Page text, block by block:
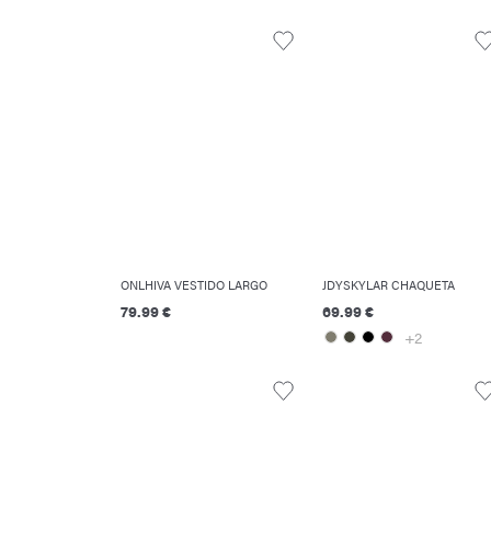
ONLHIVA VESTIDO LARGO
79.99 €
JDYSKYLAR CHAQUETA
69.99 €
+2